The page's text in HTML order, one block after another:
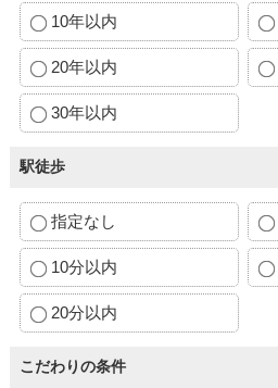
10年以内
20年以内
30年以内
駅徒歩
指定なし
10分以内
20分以内
こだわりの条件